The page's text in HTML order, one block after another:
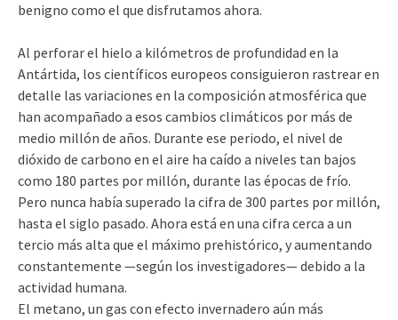
benigno como el que disfrutamos ahora.
Al perforar el hielo a kilómetros de profundidad en la
Antártida, los científicos europeos consiguieron rastrear en
detalle las variaciones en la composición atmosférica que
han acompañado a esos cambios climáticos por más de
medio millón de años. Durante ese periodo, el nivel de
dióxido de carbono en el aire ha caído a niveles tan bajos
como 180 partes por millón, durante las épocas de frío.
Pero nunca había superado la cifra de 300 partes por millón,
hasta el siglo pasado. Ahora está en una cifra cerca a un
tercio más alta que el máximo prehistórico, y aumentando
constantemente —según los investigadores— debido a la
actividad humana.
El metano, un gas con efecto invernadero aún más